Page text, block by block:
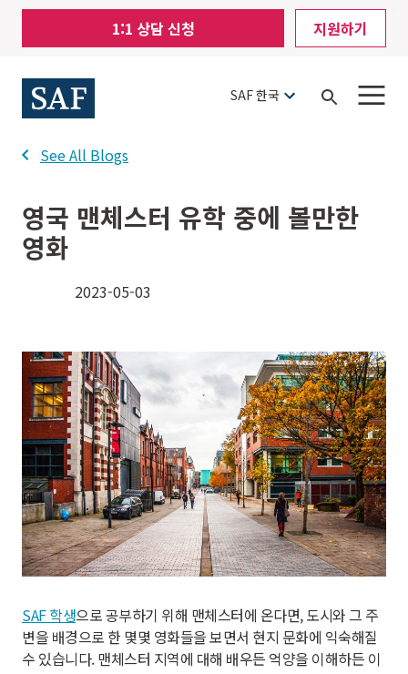
Skip
main
content
Utility
Menu
1:1 상담 신청 지원하기
SAF 한국
Open
See All Blogs
영국 맨체스터 유학 중에 볼만한
영화
2023-05-03
SAF 학생으로 공부하기 위해 맨체스터에 온다면, 도시와 그 주
변을 배경으로 한 몇몇 영화들을 보면서 현지 문화에 익숙해질
수 있습니다. 맨체스터 지역에 대해 배우든 억양을 이해하든 이